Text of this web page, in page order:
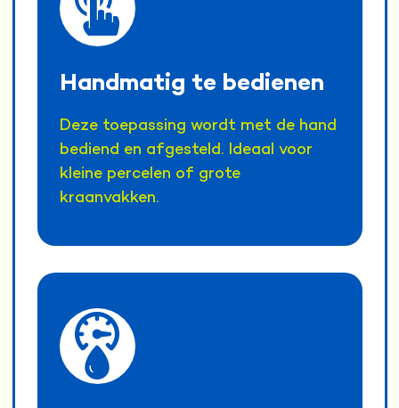
Handmatig te bedienen
Deze toepassing wordt met de hand
bediend en afgesteld. Ideaal voor
kleine percelen of grote
kraanvakken.